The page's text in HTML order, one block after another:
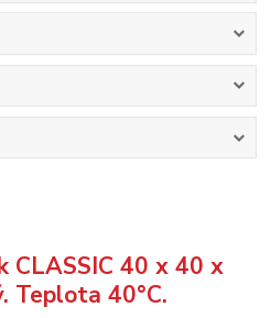
CLASSIC 40 x 40 x
Teplota 40°C.